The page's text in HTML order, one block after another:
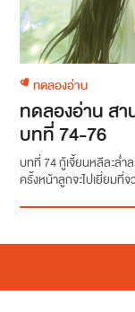
ทดลองอ่าน
ทดลองอ่าน ส
บทที่ 74-76
บทที่ 74 กู้เจี้ยนหลีละล่ำ
ครั้งหน้าลูกจะไปเยี่ยมที่จ